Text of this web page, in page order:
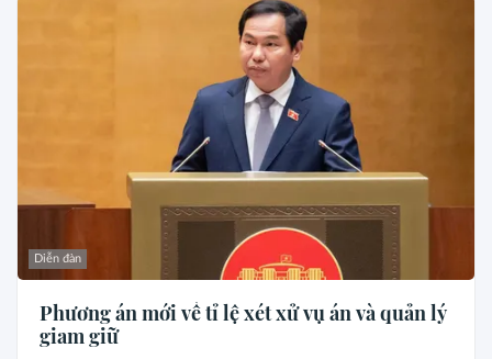
Diễn đàn
Phương án mới về tỉ lệ xét xử vụ án và quản lý
giam giữ